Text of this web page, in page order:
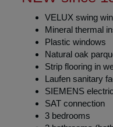
NEW since
VELUX swing
Mineral thermal
Plastic windows
Natural oak
Strip flooring in
Laufen sanitary
SIEMENS